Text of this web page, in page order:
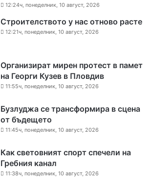
12:24ч, понеделник, 10 август, 2026
Строителството у нас отново расте
12:21ч, понеделник, 10 август, 2026
Организират мирен протест в памет
на Георги Кузев в Пловдив
11:55ч, понеделник, 10 август, 2026
Бузлуджа се трансформира в сцена
от бъдещето
11:45ч, понеделник, 10 август, 2026
Как световният спорт спечели на
Гребния канал
11:38ч, понеделник, 10 август, 2026